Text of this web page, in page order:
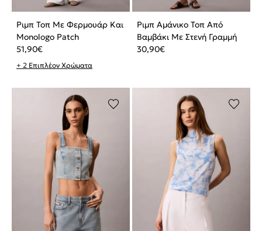
Ριμπ Τοπ Με Φερμουάρ Και
Monologo Patch
51,90€
+ 2 Επιπλέον Χρώματα
Ριμπ Αμάνικο Τοπ Από
Βαμβάκι Με Στενή Γραμμή
30,90€